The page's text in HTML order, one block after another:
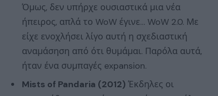
Όμως, δεν υπήρχε ουσιαστικά μια νέα
ήπειρος, απλά το WoW έγινε… WoW 2.0. Με
είχε ενοχλήσει λίγο αυτή η σχεδιαστική
αναμάσηση από ότι θυμάμαι. Παρόλα αυτά,
ήταν ένα συμπαγές expansion.
Mists of Pandaria (2012) Έκδηλες οι